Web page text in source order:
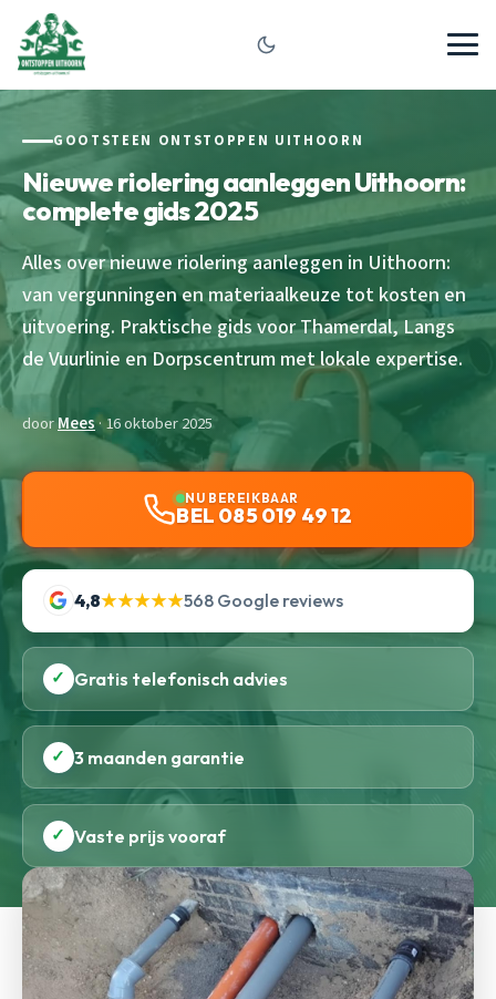
GOOTSTEEN ONTSTOPPEN UITHOORN
Nieuwe riolering aanleggen Uithoorn:
complete gids 2025
Alles over nieuwe riolering aanleggen in Uithoorn:
van vergunningen en materiaalkeuze tot kosten en
uitvoering. Praktische gids voor Thamerdal, Langs
de Vuurlinie en Dorpscentrum met lokale expertise.
doorMees· 16 oktober 2025
NU BEREIKBAAR
BEL 085 019 49 12
4,8★★★★★568 Google reviews
✓ Gratis telefonisch advies
✓ 3 maanden garantie
✓ Vaste prijs vooraf